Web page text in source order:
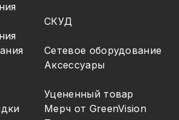
СКУД
Сетевое оборудование
Аксессуары
Уцененный товар
Мерч от GreenVision